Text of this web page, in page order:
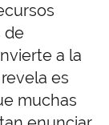
de
a la
es
muchas